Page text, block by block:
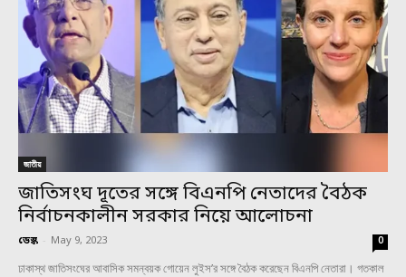
জাতীয়
জাতিসংঘ দূতের সঙ্গে বিএনপি নেতাদের বৈঠক
নির্বাচনকালীন সরকার নিয়ে আলোচনা
ডেস্ক - May 9, 2023 0
ঢাকাস্থ জাতিসংঘের আবাসিক সমন্বয়ক গোয়েন লুইস’র সঙ্গে বৈঠক করেছেন বিএনপি নেতারা। গতকাল